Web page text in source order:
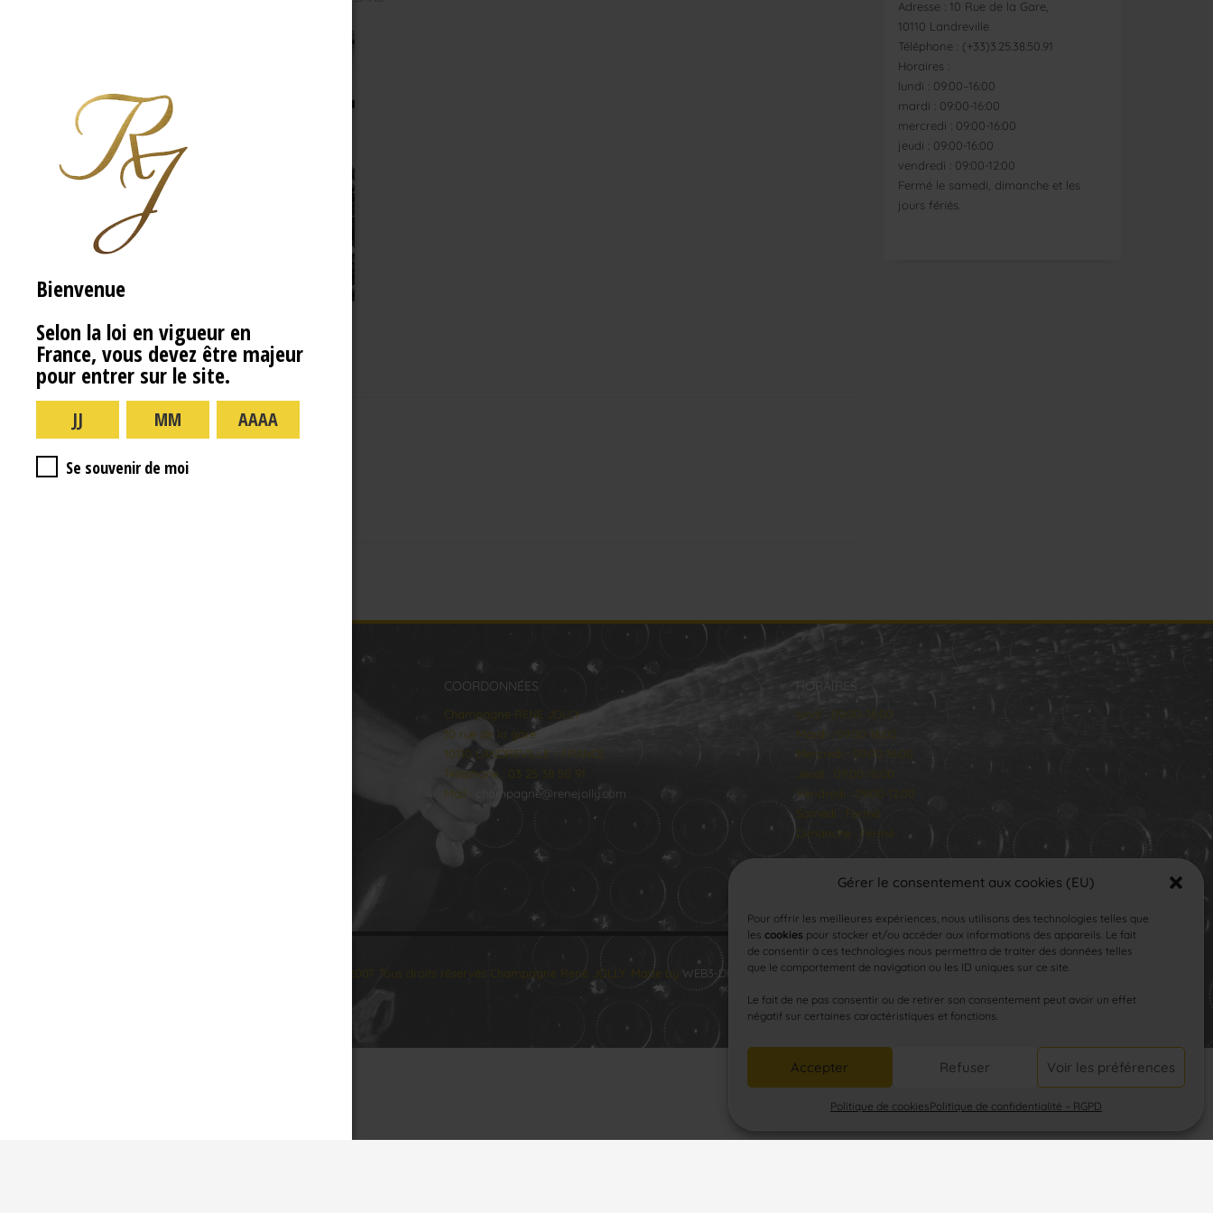
Gérer le consentement aux cookies (EU)
Pour offrir les meilleures expériences, nous utilisons des technologies telles que
les cookies pour stocker et/ou accéder aux informations des appareils. Le fait
de consentir à ces technologies nous permettra de traiter des données telles
que le comportement de navigation ou les ID uniques sur ce site.
Le fait de ne pas consentir ou de retirer son consentement peut avoir un effet
négatif sur certaines caractéristiques et fonctions.
Accepter Refuser Voir les préférences
Politique de cookiesPolitique de confidentialité – RGPD
Adresse : 10 Rue de la Gare,
10110 Landreville
Téléphone : (+33)3.25.38.50.91
Horaires :
lundi : 09:00–16:00
mardi : 09:00-16:00
mercredi : 09:00-16:00
jeudi : 09:00-16:00
vendredi : 09:00-12:00
Fermé le samedi, dimanche et les
jours fériés.
COORDONNÉES
Champagne RENE JOLLY
10 rue de la gare
10110 LANDREVILLE - FRANCE
Téléphone : 03 25 38 50 91
Mail :
champagne@renejolly.com
HORAIRES
lundi : 09:00–16:00
Mardi : 09:00-16:00
Mercredi : 09:00-16:00
Jeudi : 09:00-16:00
Vendredi : 09:00-12:00
Samedi : Fermé
Dimanche : Fermé
© 2007 Tous droits réservés Champagne René JOLLY. Made by WEB3-DESIGN.
Bienvenue
Selon la loi en vigueur en
France, vous devez être majeur
pour entrer sur le site.
Se souvenir de moi